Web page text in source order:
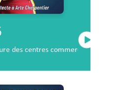
des centres commerciaux de demain